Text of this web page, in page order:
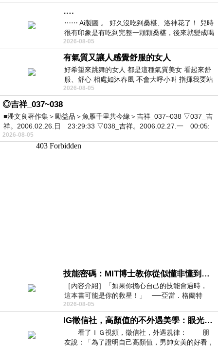
….
⋯⋯ Ai製圖 。 好久沒吃到桑椹、洛神花了！ 兒時
很有印象是有吃到完整一顆顆桑椹，後來就變成喝
桑椹汁。 現在是連喝都沒喝
2026-08-05
有氣質又讓人感覺舒服的女人
好希望來跳舞的女人 都是這種氣質美女 看起來舒
服、舒心 相處如沐春風 不會大呼小叫 指揮我要站
哪個位子 妳老幾？？
2026-08-05
◎吉祥_037~038
■潘文良著作集＞勵益品＞魚雁千里共今緣＞吉祥_037~038 ▽037_吉
祥。2006.02.26.日 23:29:33 ▽038_吉祥。2006.02.27.一 00:05:
2026-08-05
技能密碼：MIT博士教你從似懂非懂到穩定輸出，把專業變事業的職能升級攻略 /麥特．比恩(容錯)
［內容介紹］「如果你擔心自己的技能會過時，
這本書可能是你的救星！」 ──亞當．格蘭特
（Adam Grant），《
2026-08-05
IG徵信社，高顏值的不外遇美學：眼光太高也是一種防禦，為了證明我長得好看，我決定一輩子不外遇！
看了ＩＧ視頻，徵信社，外遇規律： 朋
友說：「為了證明自己高顏值，男帥女美的好看，